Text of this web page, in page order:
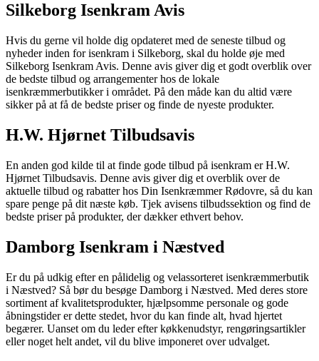
Silkeborg Isenkram Avis
Hvis du gerne vil holde dig opdateret med de seneste tilbud og
nyheder inden for isenkram i Silkeborg, skal du holde øje med
Silkeborg Isenkram Avis. Denne avis giver dig et godt overblik over
de bedste tilbud og arrangementer hos de lokale
isenkræmmerbutikker i området. På den måde kan du altid være
sikker på at få de bedste priser og finde de nyeste produkter.
H.W. Hjørnet Tilbudsavis
En anden god kilde til at finde gode tilbud på isenkram er H.W.
Hjørnet Tilbudsavis. Denne avis giver dig et overblik over de
aktuelle tilbud og rabatter hos Din Isenkræmmer Rødovre, så du kan
spare penge på dit næste køb. Tjek avisens tilbudssektion og find de
bedste priser på produkter, der dækker ethvert behov.
Damborg Isenkram i Næstved
Er du på udkig efter en pålidelig og velassorteret isenkræmmerbutik
i Næstved? Så bør du besøge Damborg i Næstved. Med deres store
sortiment af kvalitetsprodukter, hjælpsomme personale og gode
åbningstider er dette stedet, hvor du kan finde alt, hvad hjertet
begærer. Uanset om du leder efter køkkenudstyr, rengøringsartikler
eller noget helt andet, vil du blive imponeret over udvalget.